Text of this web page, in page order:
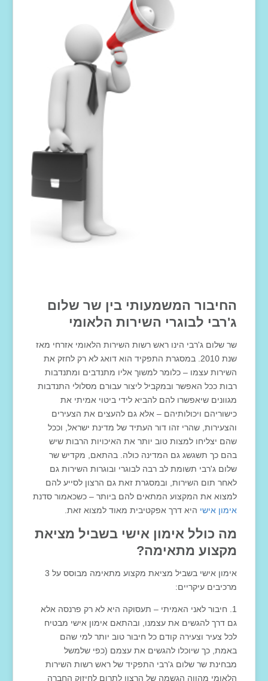
החיבור המשמעותי בין שר שלום
ג'רבי לבוגרי השירות הלאומי
שר שלום ג'רבי הינו ראש רשות השירות הלאומי אזרחי מאז
שנת 2010. במסגרת התפקיד הוא דואג לא רק לחזק את
השירות עצמו – כלומר למשוך אליו מתנדבים ומתנדבות
רבות ככל האפשר ובמקביל ליצור עבורם מסלולי התנדבות
מגוונים שיאפשרו להם להביא לידי ביטוי אמיתי את
כישוריהם ויכולותיהם – אלא גם להעצים את הצעירים
והצעירות, שהרי זהו דור העתיד של מדינת ישראל, וככל
שהם יצליחו למצות טוב יותר את האיכויות הרבות שיש
בהם כך תשגשג גם המדינה כולה. בהתאם, מקדיש שר
שלום ג'רבי תשומת לב רבה לבוגרי ובוגרות השירות גם
לאחר תום השירות, ובמסגרת זאת גם הרצון לסייע להם
למצוא את המקצוע המתאים להם ביותר – כשכאמור סדנת
אימון אישי היא דרך אפקטיבית מאוד למצוא זאת.
מה כולל אימון אישי בשביל מציאת
מקצוע מתאימה?
אימון אישי בשביל מציאת מקצוע מתאימה מבוסס על 3
מרכיבים עיקריים:
חיבור לאני האמיתי – תעסוקה היא לא רק פרנסה אלא
גם דרך להגשים את עצמנו, ובהתאם אימון אישי מבטיח
לכל צעיר וצעירה קודם כל חיבור טוב יותר למי שהם
באמת, כך שיוכלו להגשים את עצמם (כפי שלמשל
מבחינת שר שלום ג'רבי התפקיד של ראש רשות השירות
הלאומי מהווה הגשמה של הרצון לתרום לחיזוק החברה